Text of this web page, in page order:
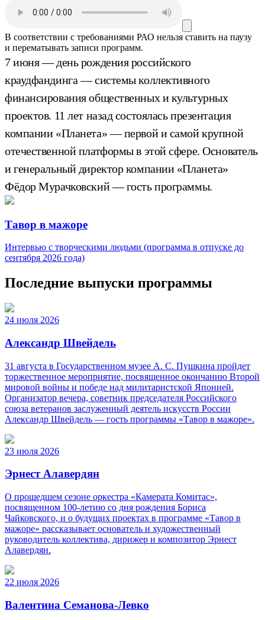
В соответствии с требованиями РАО нельзя ставить на паузу
и перематывать записи программ.
7 июня — день рождения российского
краудфандинга — системы коллективного
финансирования общественных и культурных
проектов. 11 лет назад состоялась презентация
компании «Планета» — первой и самой крупной
отечественной платформы в этой сфере. Основатель
и генеральный директор компании «Планета»
Фёдор Мурачковский — гость программы.
Тавор в мажоре
Интервью с творческими людьми (программа в отпуске до
сентября 2026 года)
Последние выпуски программы
24 июля 2026
Александр Швейдель
31 августа в Государственном музее А. С. Пушкина пройдет
торжественное мероприятие, посвященное окончанию Второй
мировой войны и победе над милитаристской Японией.
Организатор вечера, советник председателя Российского
союза ветеранов заслуженный деятель искусств России
Александр Швейдель — гость программы «Тавор в мажоре».
23 июля 2026
Эрнест Алавердян
О прошедшем сезоне оркестра «Камерата Комитас»,
посвященном 100-летию со дня рождения Бориса
Чайковского, и о будущих проектах в программе «Тавор в
мажоре» рассказывает основатель и художественный
руководитель коллектива, дирижер и композитор Эрнест
Алавердян.
22 июля 2026
Валентина Семанова-Левко